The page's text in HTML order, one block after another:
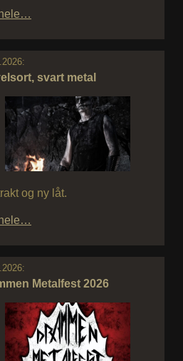
svart metal
og ny låt.
Metalfest 2026